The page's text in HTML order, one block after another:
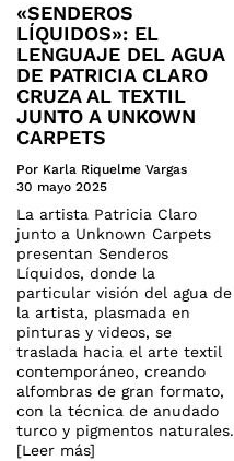
«SENDEROS
LÍQUIDOS»: EL
LENGUAJE DEL AGUA
DE PATRICIA CLARO
CRUZA AL TEXTIL
JUNTO A UNKOWN
CARPETS
Por Karla Riquelme Vargas
30 mayo 2025
La artista Patricia Claro
junto a Unknown Carpets
presentan Senderos
Líquidos, donde la
particular visión del agua de
la artista, plasmada en
pinturas y videos, se
traslada hacia el arte textil
contemporáneo, creando
alfombras de gran formato,
con la técnica de anudado
turco y pigmentos naturales.
[Leer más]